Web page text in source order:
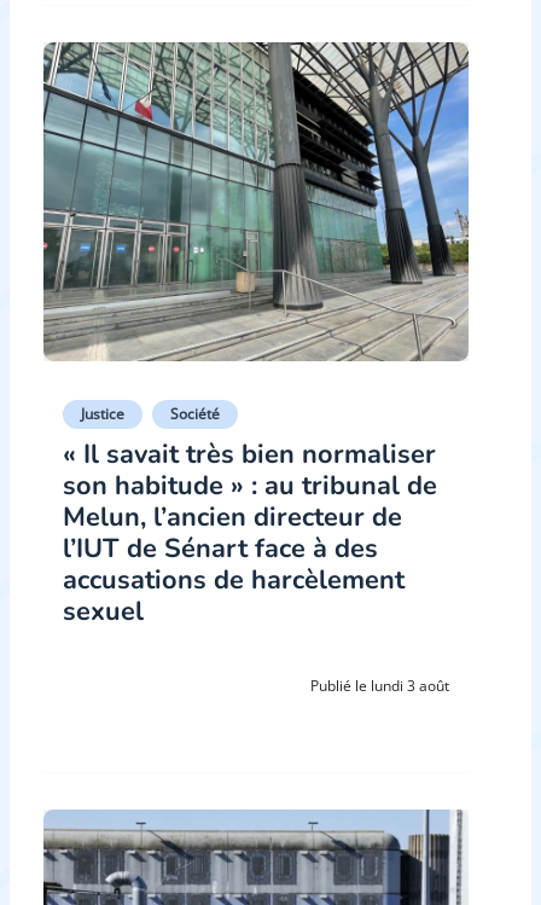
Justice Société
« Il savait très bien normaliser
son habitude » : au tribunal de
Melun, l’ancien directeur de
l’IUT de Sénart face à des
accusations de harcèlement
sexuel
Publié le lundi 3 août